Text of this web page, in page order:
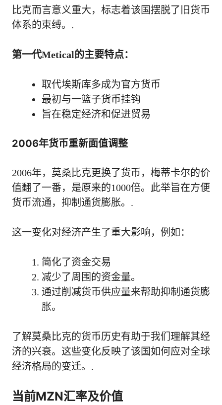
比克而言意义重大，标志着该国摆脱了旧货币
体系的束缚。.
第一代Metical的主要特点：
取代埃斯库多成为官方货币
最初与一篮子货币挂钩
旨在稳定经济和促进贸易
2006年货币重新面值调整
2006年，莫桑比克更换了货币，梅蒂卡尔的价
值翻了一番，是原来的1000倍。此举旨在方便
货币流通，抑制通货膨胀。.
这一变化对经济产生了重大影响，例如：
简化了资金交易
减少了周围的资金量。
通过削减货币供应量来帮助抑制通货膨
胀。
了解莫桑比克的货币历史有助于我们理解其经
济的兴衰。这些变化反映了该国如何应对全球
经济格局的变迁。.
当前MZN汇率及价值